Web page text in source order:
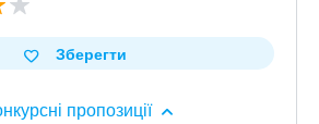
пропозиції
Зберегти